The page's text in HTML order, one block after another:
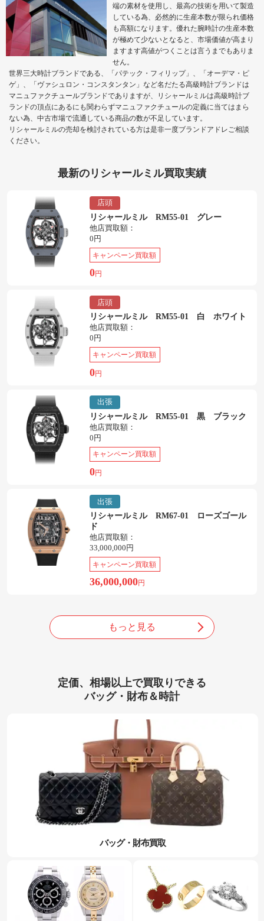
端の素材を使用し、最高の技術を用いて製造
している為、必然的に生産本数が限られ価格
も高額になります。優れた腕時計の生産本数
が極めて少ないとなると、市場価値が高まり
ますます高値がつくことは言うまでもありま
せん。
世界三大時計ブランドである、「パテック・フィリップ」、「オーデマ・ピ
ゲ」、「ヴァシュロン・コンスタンタン」など名だたる高級時計ブランドは
マニュファクチュールブランドでありますが、リシャールミルは高級時計ブ
ランドの頂点にあるにも関わらずマニュファクチュールの定義に当てはまら
ない為、中古市場で流通している商品の数が不足しています。
リシャールミルの売却を検討されている方は是非一度ブランドアドレご相談
ください。
最新のリシャールミル買取実績
店頭
リシャールミル RM55-01 グレー
他店買取額：
0円
キャンペーン買取額
0円
店頭
リシャールミル RM55-01 白 ホワイト
他店買取額：
0円
キャンペーン買取額
0円
出張
リシャールミル RM55-01 黒 ブラック
他店買取額：
0円
キャンペーン買取額
0円
出張
リシャールミル RM67-01 ローズゴール
ド
他店買取額：
33,000,000円
キャンペーン買取額
36,000,000円
もっと見る
定価、相場以上で買取りできる
バッグ・財布＆時計
バッグ・財布買取